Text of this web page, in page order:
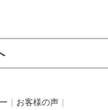
お客様の声